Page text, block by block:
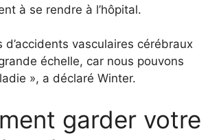
à se rendre à l’hôpital.
vasculaires cérébraux
échelle, car nous pouvons
», a déclaré Winter.
garder votre